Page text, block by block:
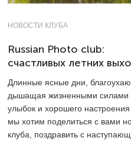
НОВОСТИ КЛУБА
Russian Photo club:
счастливых летних
Длинные ясные дни,
дышащая жизненными силами
улыбок и хорошего
мы хотим поделиться с вами
клуба, поздравить с